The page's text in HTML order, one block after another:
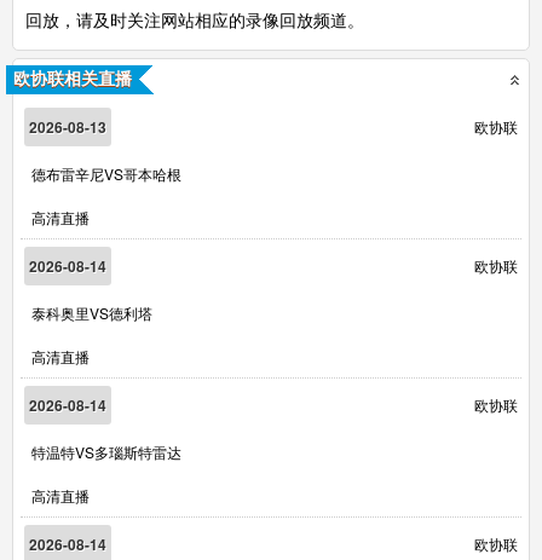
回放，请及时关注网站相应的录像回放频道。
欧协联相关直播
2026-08-13 欧协联
德布雷辛尼VS哥本哈根
高清直播
2026-08-14 欧协联
泰科奥里VS德利塔
高清直播
2026-08-14 欧协联
特温特VS多瑙斯特雷达
高清直播
2026-08-14 欧协联